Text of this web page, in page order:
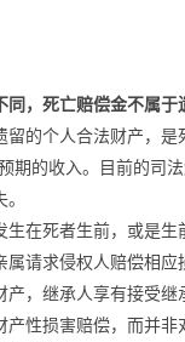
，死亡赔偿金不属于
留的个人合法财产，
期的收入。目前的司
生在死者生前，或是
请求侵权人赔偿相应
产，继承人享有接受
性损害赔偿，而并非